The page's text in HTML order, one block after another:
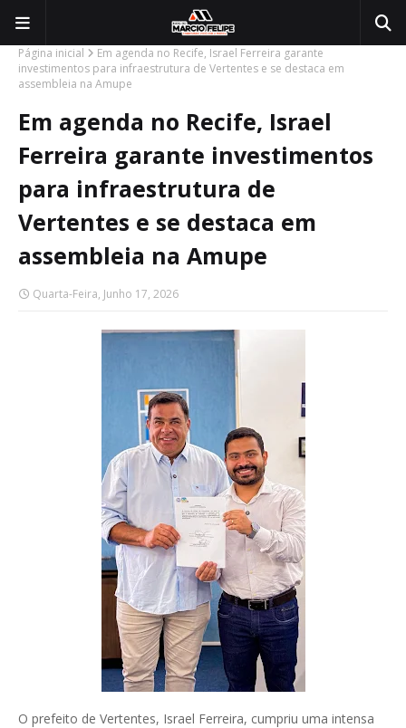
Página inicial
Em agenda no Recife, Israel Ferreira garante
investimentos para infraestrutura de Vertentes e se destaca em
assembleia na Amupe
Em agenda no Recife, Israel
Ferreira garante investimentos
para infraestrutura de
Vertentes e se destaca em
assembleia na Amupe
Quarta-Feira, Junho 17, 2026
O prefeito de Vertentes, Israel Ferreira, cumpriu uma intensa